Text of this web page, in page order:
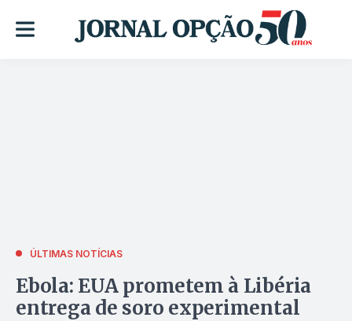
ÚLTIMAS NOTÍCIAS
Ebola: EUA prometem à Libéria
entrega de soro experimental